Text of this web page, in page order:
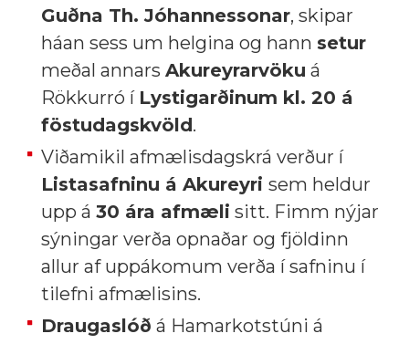
Guðna Th. Jóhannessonar, skipar
háan sess um helgina og hann setur
meðal annars Akureyrarvöku á
Rökkurró í Lystigarðinum kl. 20 á
föstudagskvöld.
Viðamikil afmælisdagskrá verður í
Listasafninu á Akureyri sem heldur
upp á 30 ára afmæli sitt. Fimm nýjar
sýningar verða opnaðar og fjöldinn
allur af uppákomum verða í safninu í
tilefni afmælisins.
Draugaslóð á Hamarkotstúni á